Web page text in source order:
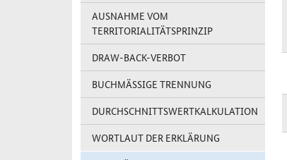
AUSNAHME VOM
TERRITORIALITÄTSPRINZIP
DRAW-BACK-VERBOT
BUCHMÄSSIGE TRENNUNG
DURCHSCHNITTSWERTKALKULATION
WORTLAUT DER ERKLÄRUNG